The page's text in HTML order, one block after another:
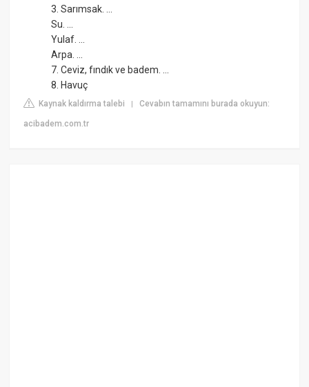
3. Sarımsak. ...
Su. ...
Yulaf. ...
Arpa. ...
7. Ceviz, fındık ve badem. ...
8. Havuç
Kaynak kaldırma talebi |Cevabın tamamını burada okuyun:
acibadem.com.tr